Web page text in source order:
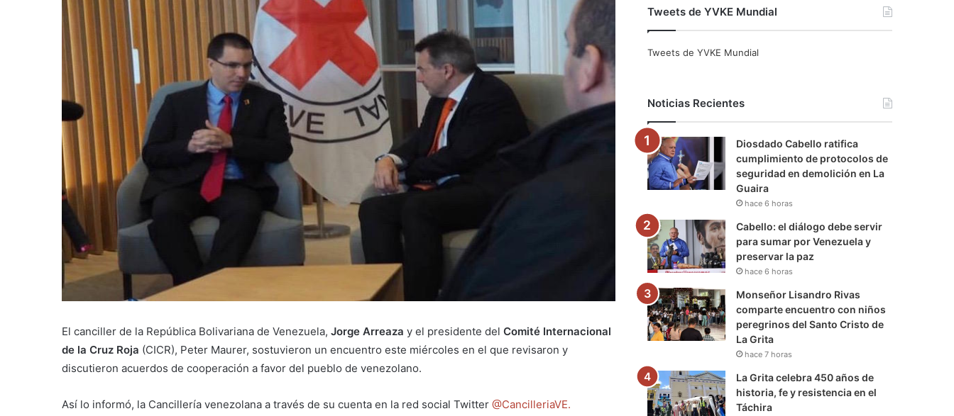
El canciller de la República Bolivariana de Venezuela, Jorge Arreaza y el presidente del Comité Internacional
de la Cruz Roja (CICR), Peter Maurer, sostuvieron un encuentro este miércoles en el que revisaron y
discutieron acuerdos de cooperación a favor del pueblo de venezolano.
Así lo informó, la Cancillería venezolana a través de su cuenta en la red social Twitter @CancilleriaVE.
c
o
k
i
r
u
e
r
a
m
a
m
Tweets de YVKE Mundial
Tweets de YVKE Mundial
Noticias Recientes
Diosdado Cabello ratifica
cumplimiento de protocolos de
seguridad en demolición en La
Guaira
hace 6 horas
Cabello: el diálogo debe servir
para sumar por Venezuela y
preservar la paz
hace 6 horas
Monseñor Lisandro Rivas
comparte encuentro con niños
peregrinos del Santo Cristo de
La Grita
hace 7 horas
La Grita celebra 450 años de
historia, fe y resistencia en el
Táchira